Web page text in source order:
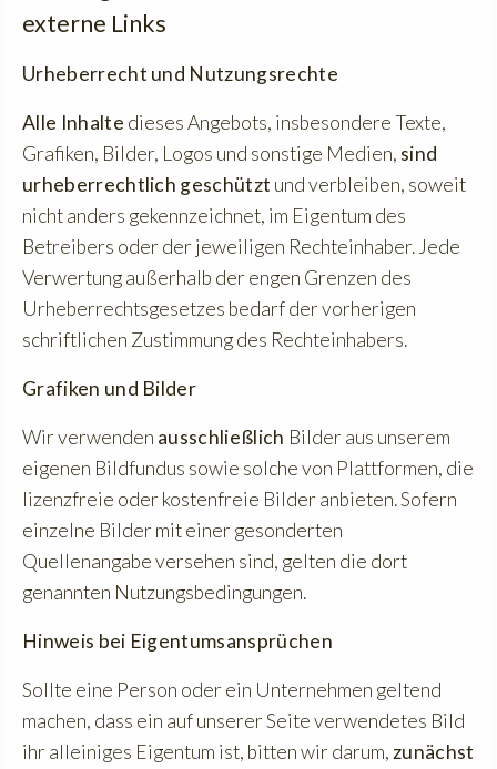
externe Links
Urheberrecht und Nutzungsrechte
Alle Inhalte dieses Angebots, insbesondere Texte,
Grafiken, Bilder, Logos und sonstige Medien, sind
urheberrechtlich geschützt und verbleiben, soweit
nicht anders gekennzeichnet, im Eigentum des
Betreibers oder der jeweiligen Rechteinhaber. Jede
Verwertung außerhalb der engen Grenzen des
Urheberrechtsgesetzes bedarf der vorherigen
schriftlichen Zustimmung des Rechteinhabers.
Grafiken und Bilder
Wir verwenden ausschließlich Bilder aus unserem
eigenen Bildfundus sowie solche von Plattformen, die
lizenzfreie oder kostenfreie Bilder anbieten. Sofern
einzelne Bilder mit einer gesonderten
Quellenangabe versehen sind, gelten die dort
genannten Nutzungsbedingungen.
Hinweis bei Eigentumsansprüchen
Sollte eine Person oder ein Unternehmen geltend
machen, dass ein auf unserer Seite verwendetes Bild
ihr alleiniges Eigentum ist, bitten wir darum, zunächst